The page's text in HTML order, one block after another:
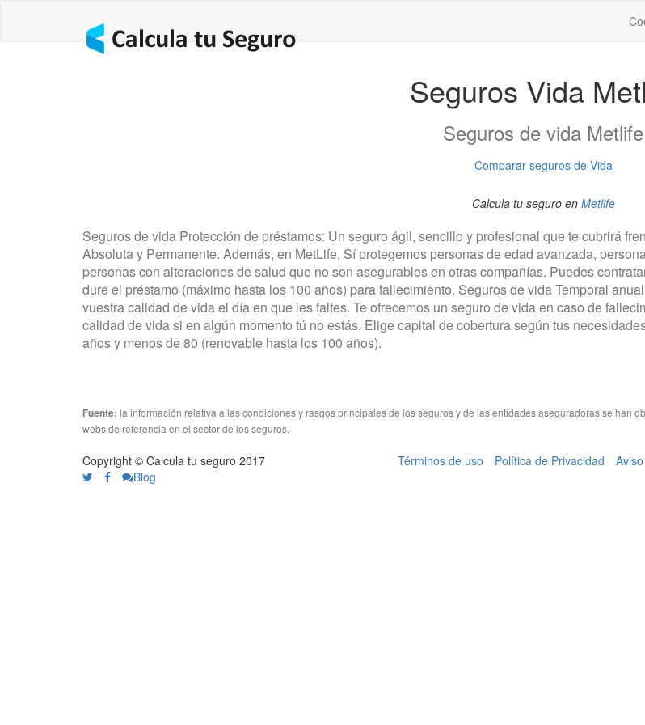
Seguros Vida
Seguros de vida Metlife
Comparar seguros de Vida
Calcula tu seguro en Metlife
Seguros de vida Protección de préstamos: Un seguro ágil, sencillo y profesional que te cubrirá
Absoluta y Permanente. Además, en MetLife, Sí protegemos personas de edad avanzada,
personas con alteraciones de salud que no son asegurables en otras compañías. Puedes
dure el préstamo (máximo hasta los 100 años) para fallecimiento. Seguros de vida Temporal
vuestra calidad de vida el día en que les faltes. Te ofrecemos un seguro de vida en caso de
calidad de vida si en algún momento tú no estás. Elige capital de cobertura según tus
años y menos de 80 (renovable hasta los 100 años).
Fuente: la información relativa a las condiciones y rasgos principales de los seguros y de las entidades aseguradoras se han
webs de referencia en el sector de los seguros.
Copyright © Calcula tu seguro 2017
Blog
Términos de uso Política de Privacidad